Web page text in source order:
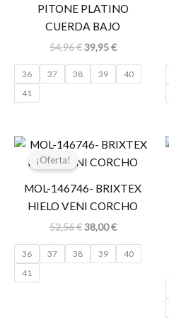
PITONE PLATINO
CUERDA BAJO
54,96€ 39,95€
36 37 38 39
40
41
¡Oferta!
MOL-146746- BRIXTEX
HIELO VENI CORCHO
52,56€
El
original
52,56 €.
38,00€
El
actual
38,00 €.
36 37 38 39
40
41